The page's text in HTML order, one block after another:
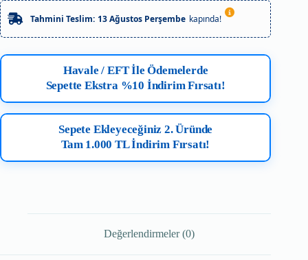
Tahmini Teslim: 13 Ağustos Perşembe kapında!
Havale / EFT İle Ödemelerde
Sepette Ekstra %10 İndirim Fırsatı!
Sepete Ekleyeceğiniz 2. Üründe
Tam 1.000 TL İndirim Fırsatı!
Değerlendirmeler (0)